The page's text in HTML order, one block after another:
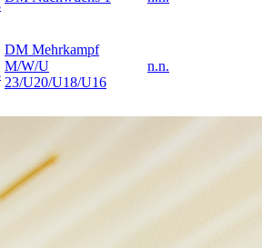
DM Mehrkampf
M/W/U
23/U20/U18/U16
n.n.